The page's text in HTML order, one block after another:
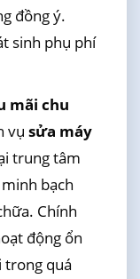
đồng ý.
sinh phụ phí
mãi chu
vụ sửa máy
trung tâm
bạch
Chính
động ổn
trong quá